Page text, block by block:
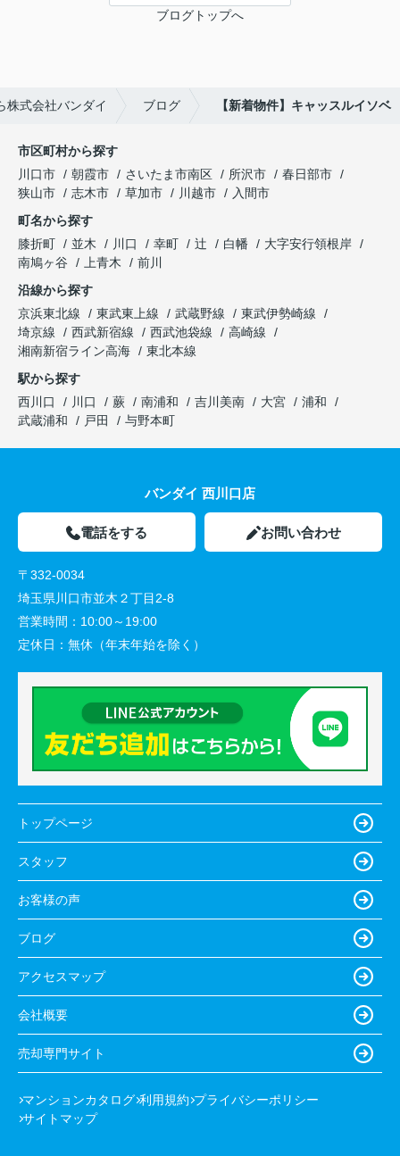
ブログトップへ
株式会社バンダイ ブログ 【新着物件】キャッスルイソベ
市区町村から探す
川口市
朝霞市 さいたま市南区 所沢市
春日部市
狭山市
志木市 草加市 川越市
入間市
町名から探す
膝折町
並木 川口 幸町 辻 白幡
大字安行領根岸
南鳩ヶ谷
上青木
前川
沿線から探す
京浜東北線
東武東上線 武蔵野線
東武伊勢崎線
埼京線
西武新宿線 西武池袋線
高崎線
湘南新宿ライン高海
東北本線
駅から探す
西川口
川口 蕨 南浦和 吉川美南 大宮
浦和
武蔵浦和
戸田 与野本町
バンダイ 西川口店
電話をする お問い合わせ
〒332-0034
埼玉県川口市並木２丁目2-8
営業時間： 10:00～19:00
定休日： 無休（年末年始を除く）
トップページ
スタッフ
お客様の声
ブログ
アクセスマップ
会社概要
売却専門サイト
マンションカタログ 利用規約 プライバシーポリシー
サイトマップ